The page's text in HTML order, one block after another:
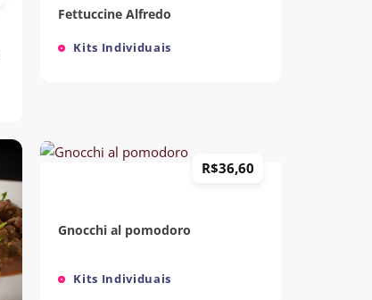
Kits Individuais
Fettuccine Alfredo
+
Kits Individuais
Gnocchi al pomodoro
R$36,60